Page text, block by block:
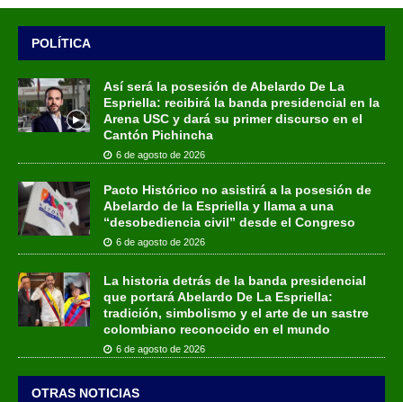
POLÍTICA
Así será la posesión de Abelardo De La
Espriella: recibirá la banda presidencial en la
Arena USC y dará su primer discurso en el
Cantón Pichincha
6 de agosto de 2026
Pacto Histórico no asistirá a la posesión de
Abelardo de la Espriella y llama a una
“desobediencia civil” desde el Congreso
6 de agosto de 2026
La historia detrás de la banda presidencial
que portará Abelardo De La Espriella:
tradición, simbolismo y el arte de un sastre
colombiano reconocido en el mundo
6 de agosto de 2026
OTRAS NOTICIAS